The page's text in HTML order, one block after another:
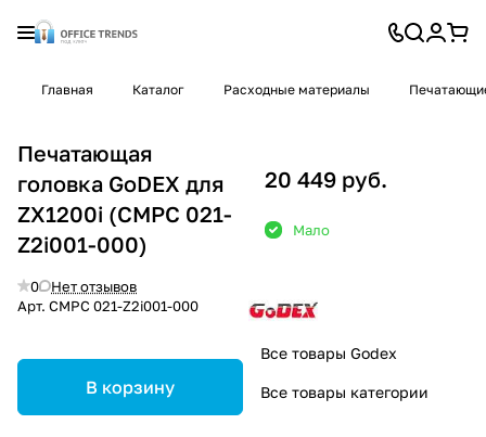
Главная Каталог Расходные материалы
Печатающая
головка GoDEX для
ZX1200i (CMPC 021-
Z2i001-000)
0
Нет отзывов
Арт. CMPC 021-Z2i001-000
В корзину
20 449 руб.
Мало
Все товары Godex
Все товары категории